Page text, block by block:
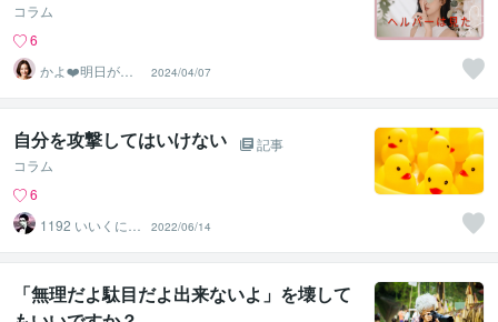
コラム
6
かよ❤️明日が少
し楽しみになる
場所
2024/04/07
自分を攻撃してはいけない
記事
コラム
6
1192 いいくに
つく郎
2022/06/14
「無理だよ駄目だよ出来ないよ」を壊して